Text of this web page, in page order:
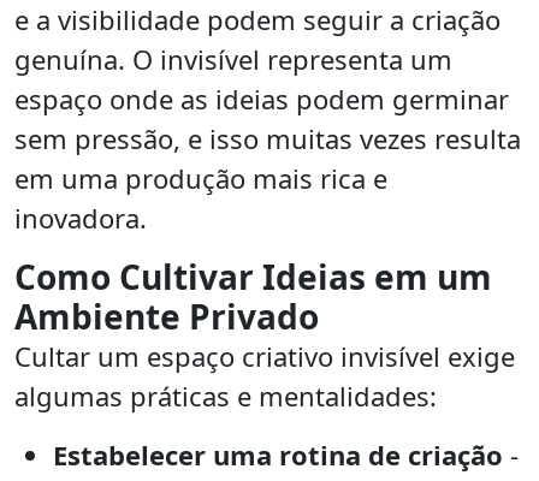
e a visibilidade podem seguir a criação
genuína. O invisível representa um
espaço onde as ideias podem germinar
sem pressão, e isso muitas vezes resulta
em uma produção mais rica e
inovadora.
Como Cultivar Ideias em um
Ambiente Privado
Cultar um espaço criativo invisível exige
algumas práticas e mentalidades:
Estabelecer uma rotina de criação -